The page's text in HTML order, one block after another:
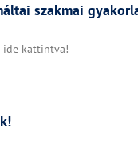
szakmai
ide kattintva!